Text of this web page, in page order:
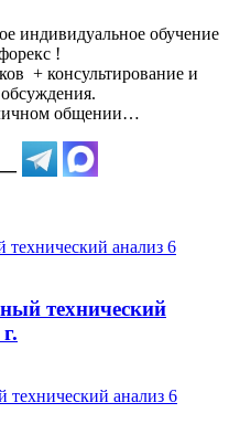
индивидуальное обучение
!
+ консультирование и
общении…
технический